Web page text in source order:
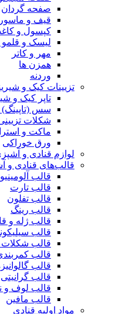
صفحه گردان
قیف و
کپسول و
لیسک و قلمو
مهر و کاتر
همزن ها
وردنه
تزیینات کیک و
تاپر کیک و
سس
شکلات
ماکت و
ورق خوراکی
لوازم قنادی و
قالب‌های قنادی و
قالب
قالب تارت
قالب تفلون
قالب رینگ
قالب ژله و
قالب
قالب شکلات
قالب
قالب
قالب گرانیتی
قالب لوف و
قالب مافین
مواد اولیه قنادی